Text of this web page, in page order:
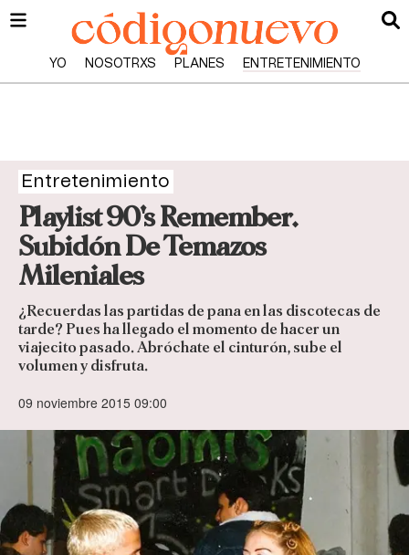
YO NOSOTRXS PLANES ENTRETENIMIENTO
Entretenimiento
Playlist 90's Remember.
Subidón De Temazos
Mileniales
¿Recuerdas las partidas de pana en las discotecas de
tarde? Pues ha llegado el momento de hacer un
viajecito pasado. Abróchate el cinturón, sube el
volumen y disfruta.
09 noviembre 2015 09:00